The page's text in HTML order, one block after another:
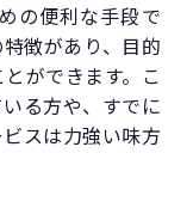
の便利な手段で
徴があり、目的
ができます。こ
る方や、すでに
スは力強い味方